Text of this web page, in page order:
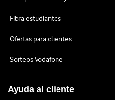
Fibra estudiantes
Ofertas para clientes
Sorteos Vodafone
Ayuda al cliente